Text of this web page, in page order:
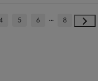
5 6 8